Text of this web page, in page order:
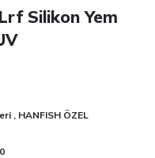
Silikon Yem
, HANFISH ÖZEL